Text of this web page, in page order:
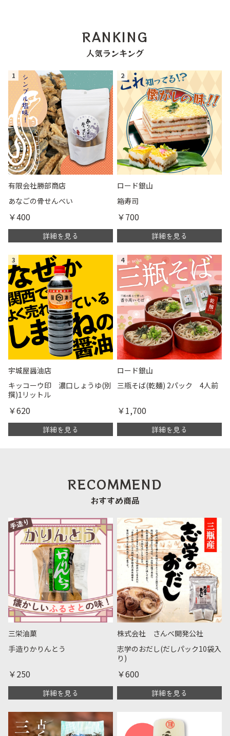
RANKING
人気ランキング
1
有限会社勝部商店
あなごの骨せんべい
￥400
詳細を見る
2
ロード銀山
箱寿司
￥700
詳細を見る
3
宇城屋醤油店
キッコーウ印 濃口しょうゆ(別
撰)1リットル
￥620
詳細を見る
4
ロード銀山
三瓶そば(乾麺) 2パック 4人前
￥1,700
詳細を見る
RECOMMEND
おすすめ商品
三栄油菓
手造りかりんとう
￥250
詳細を見る
株式会社 さんべ開発公社
志学のおだし(だしパック10袋入
り)
￥600
詳細を見る